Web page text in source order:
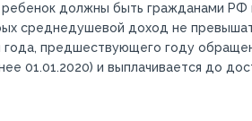
ребенок должны быть гражданами РФ
среднедушевой доход не
предшествующего году
01.01.2020) и выплачивается до